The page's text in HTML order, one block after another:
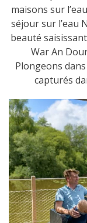
maisons sur
séjour sur l’eau
beauté
War An
Plongeons
capturés